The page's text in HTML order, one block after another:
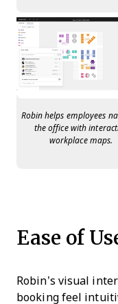
Robin helps employees
the office with
workplace maps.
Ease of
Robin’s visual
booking feel